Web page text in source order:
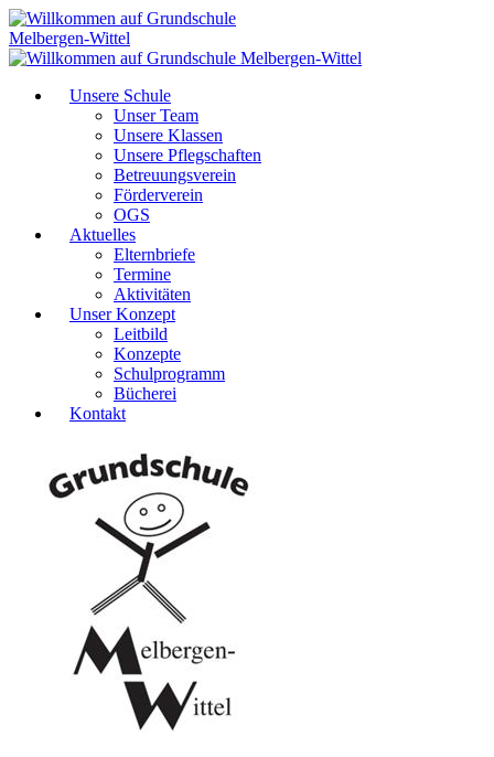
Unsere Schule
Unser Team
Unsere Klassen
Unsere Pflegschaften
Betreuungsverein
Förderverein
OGS
Aktuelles
Elternbriefe
Termine
Aktivitäten
Unser Konzept
Leitbild
Konzepte
Schulprogramm
Bücherei
Kontakt